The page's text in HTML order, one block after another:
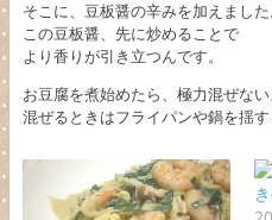
そこに、豆板醤の辛みを加えました
この豆板醤、先に炒めることで
より香りが引き立つんです。
お豆腐を煮始めたら、極力混ぜない
混ぜるときはフライパンや鍋を揺す